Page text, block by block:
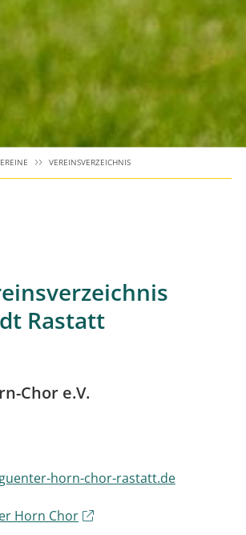
VEREINSVERZEICHNIS
Rastatt
Chor e.V.
horn-chor-rastatt.de
Horn Chor